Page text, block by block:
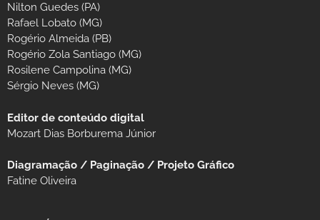
Nilton Guedes (PA)
Rafael Lobato (MG)
Rogério Almeida (PB)
Rogério Zola Santiago (MG)
Rosilene Campolina (MG)
Sérgio Neves (MG)
Editor de conteúdo digital
Mozart Dias Borburema Júnior
Diagramação / Paginação / Projeto Gráfico
Fatine Oliveira